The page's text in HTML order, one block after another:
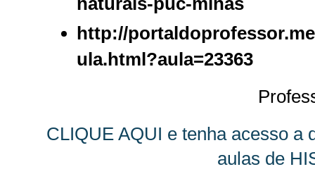
http://
ula.html?aula=23363
CLIQUE AQUI e tenha acesso a
aulas de